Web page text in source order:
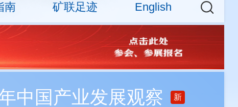
南 矿联足迹 English
矿业权交易专场活动
益 会费标准
CMA News About
中国产业发展观察 新